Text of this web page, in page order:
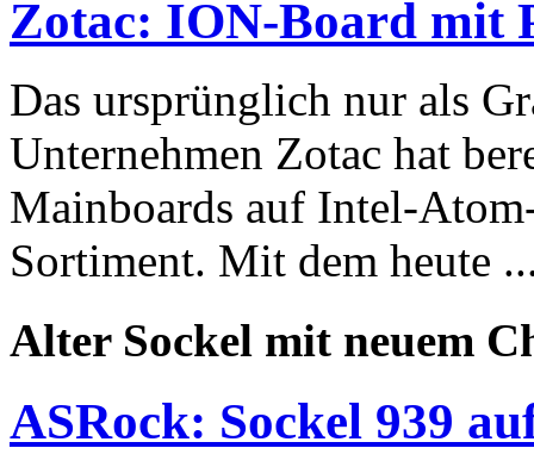
Zotac: ION-Board mit
Das ursprünglich nur als
Unternehmen Zotac hat
Mainboards auf Intel-
Sortiment. Mit dem heute
Alter Sockel mit neuem
ASRock: Sockel 939